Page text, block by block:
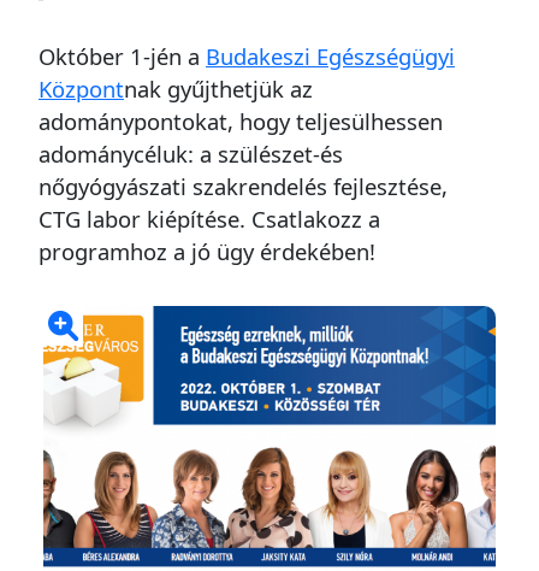
Október 1-jén a Budakeszi Egészségügyi
Központnak gyűjthetjük az
adománypontokat, hogy teljesülhessen
adománycéluk: a szülészet-és
nőgyógyászati szakrendelés fejlesztése,
CTG labor kiépítése. Csatlakozz a
programhoz a jó ügy érdekében!